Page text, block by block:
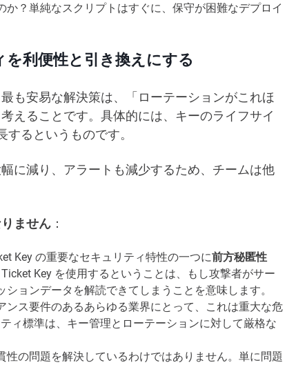
？単純なスクリプトはすぐに、保守が困難なデプロイ
利便性と引き換えにする
も安易な解決策は、「ローテーションがこれほ
えることです。具体的には、キーのライフサイ
るというものです。
幅に減り、アラートも減少するため、チームは他
ません ：
Key の重要なセキュリティ特性の一つに前方秘匿性
Key を使用するということは、もし攻撃者がサー
ョンデータを解読できてしまうことを意味します。
ンス要件のあるあらゆる業界にとって、これは重大な危
ィ標準は、キー管理とローテーションに対して厳格な
性の問題を解決しているわけではありません。単に問題